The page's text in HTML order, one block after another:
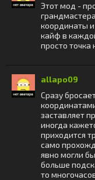
Этот мод -
координаты
кайф в
просто точка
allapo09
Сразу
заставляет
иногда
приходится
само
явно могли
больше
то